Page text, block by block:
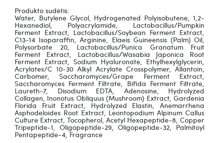
Produkto sudėtis:
Water, Butylene Glycol, Hydrogenated Polyisobutene, 1,2-
Hexanediol, Polyacrylamide, Lactobacillus/Pumpkin
Ferment Extract, Lactobacillus/Soybean Ferment Extract,
C13-14 Isoparaffin, Arginine, Elaeis Guineensis (Palm) Oil,
Polysorbate 20, Lactobacillus/Punica Granatum Fruit
Ferment Extract, Lactobacillus/Wasabia Japonica Root
Ferment Extract, Sodium Hyaluronate, Ethylhexylglycerin,
Acrylates/C 10-30 Alkyl Acrylate Crosspolymer, Allantoin,
Carbomer, Saccharomyces/Grape Ferment Extract,
Saccharomyces Ferment Filtrate, Bifida Ferment Filtrate,
Laureth-7, Disodium EDTA, Adenosine, Hydrolyzed
Collagen, Inonotus Obliquus (Mushroom) Extract, Gardenia
Florida Fruit Extract, Hydrolyzed Elastin, Anemarrhena
Asphodeloides Root Extract, Leontopodium Alpinum Callus
Culture Extract, Tocopherol, Acetyl Hexapeptide-8, Copper
Tripeptide-1, Oligopeptide-29, Oligopeptide-32, Palmitoyl
Pentapeptide-4, Fragrance